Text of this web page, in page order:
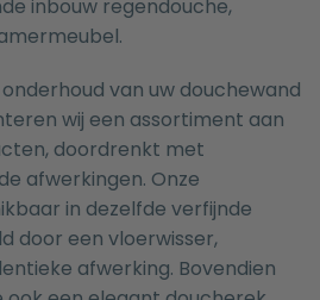
inbouw regendouche,
.
van uw douchewand
wij een assortiment aan
doordrenkt met
afwerkingen. Onze
in dezelfde verfijnde
door een vloerwisser,
afwerking. Bovendien